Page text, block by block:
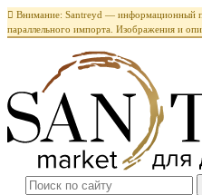
 Внимание: Santreyd — информационный
параллельного импорта. Изображения и